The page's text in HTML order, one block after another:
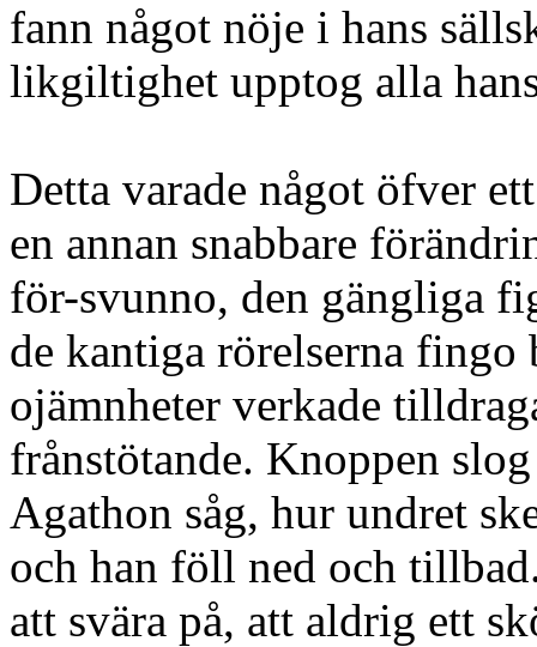
fann något nöje i hans
likgiltighet upptog alla
Detta varade något öfver
en annan snabbare
för-svunno, den gängliga
de kantiga rörelserna fingo
ojämnheter verkade
frånstötande. Knoppen
Agathon såg, hur undret
och han föll ned och
att svära på, att aldrig ett